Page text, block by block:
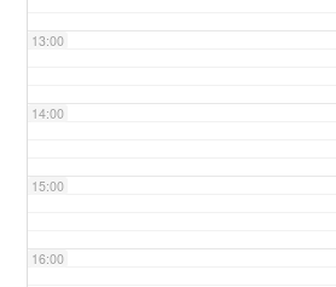
13:00
14:00
15:00
16:00